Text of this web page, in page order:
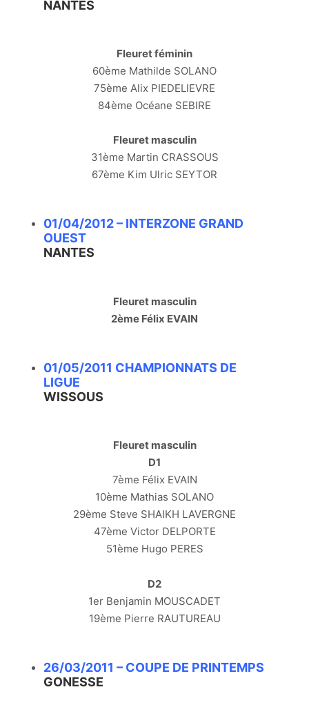
NANTES
Fleuret féminin
60ème Mathilde SOLANO
75ème Alix PIEDELIEVRE
84ème Océane SEBIRE
Fleuret masculin
31ème Martin CRASSOUS
67ème Kim Ulric SEYTOR
01/04/2012 – INTERZONE GRAND
OUEST
NANTES
Fleuret masculin
2ème Félix EVAIN
01/05/2011 CHAMPIONNATS DE
LIGUE
WISSOUS
Fleuret masculin
D1
7ème Félix EVAIN
10ème Mathias SOLANO
29ème Steve SHAIKH LAVERGNE
47ème Victor DELPORTE
51ème Hugo PERES
D2
1er Benjamin MOUSCADET
19ème Pierre RAUTUREAU
26/03/2011 – COUPE DE PRINTEMPS
GONESSE